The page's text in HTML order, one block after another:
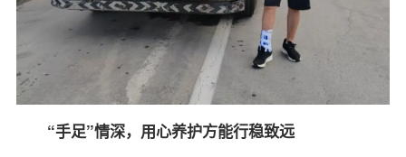
“手足”情深，用心养护方能行稳致远